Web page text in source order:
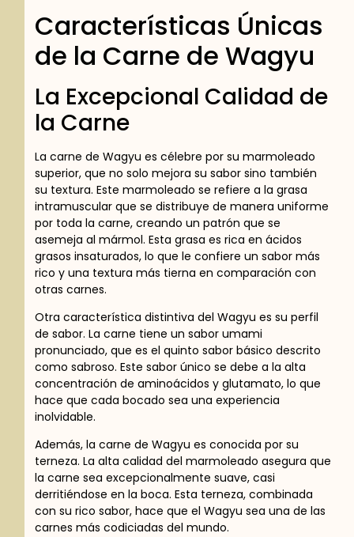
Características Únicas
de la Carne de Wagyu
La Excepcional Calidad de
la Carne
La carne de Wagyu es célebre por su marmoleado
superior, que no solo mejora su sabor sino también
su textura. Este marmoleado se refiere a la grasa
intramuscular que se distribuye de manera uniforme
por toda la carne, creando un patrón que se
asemeja al mármol. Esta grasa es rica en ácidos
grasos insaturados, lo que le confiere un sabor más
rico y una textura más tierna en comparación con
otras carnes.
Otra característica distintiva del Wagyu es su perfil
de sabor. La carne tiene un sabor umami
pronunciado, que es el quinto sabor básico descrito
como sabroso. Este sabor único se debe a la alta
concentración de aminoácidos y glutamato, lo que
hace que cada bocado sea una experiencia
inolvidable.
Además, la carne de Wagyu es conocida por su
terneza. La alta calidad del marmoleado asegura que
la carne sea excepcionalmente suave, casi
derritiéndose en la boca. Esta terneza, combinada
con su rico sabor, hace que el Wagyu sea una de las
carnes más codiciadas del mundo.